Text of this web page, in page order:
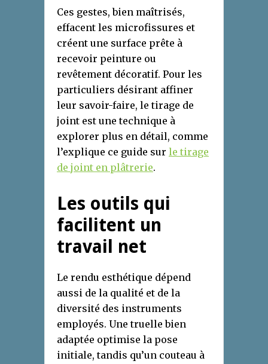
Ces gestes, bien maîtrisés,
effacent les microfissures et
créent une surface prête à
recevoir peinture ou
revêtement décoratif. Pour les
particuliers désirant affiner
leur savoir-faire, le tirage de
joint est une technique à
explorer plus en détail, comme
l’explique ce guide sur le tirage
de joint en plâtrerie.
Les outils qui
facilitent un
travail net
Le rendu esthétique dépend
aussi de la qualité et de la
diversité des instruments
employés. Une truelle bien
adaptée optimise la pose
initiale, tandis qu’un couteau à